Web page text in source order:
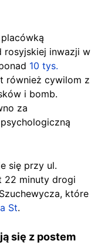
rosyjskiej inwazji w
10 tys.
również cywilom z
i bomb.
za
się przy ul.
22 minuty drogi
które
St.
się z postem